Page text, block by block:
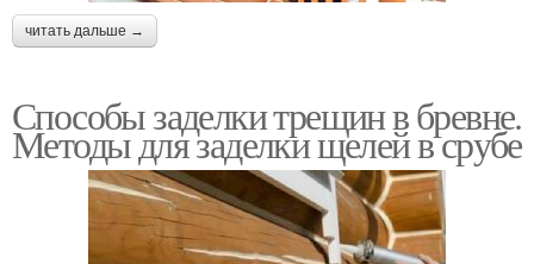
читать дальше →
Способы заделки трещин в бревне.
Методы для заделки щелей в срубе